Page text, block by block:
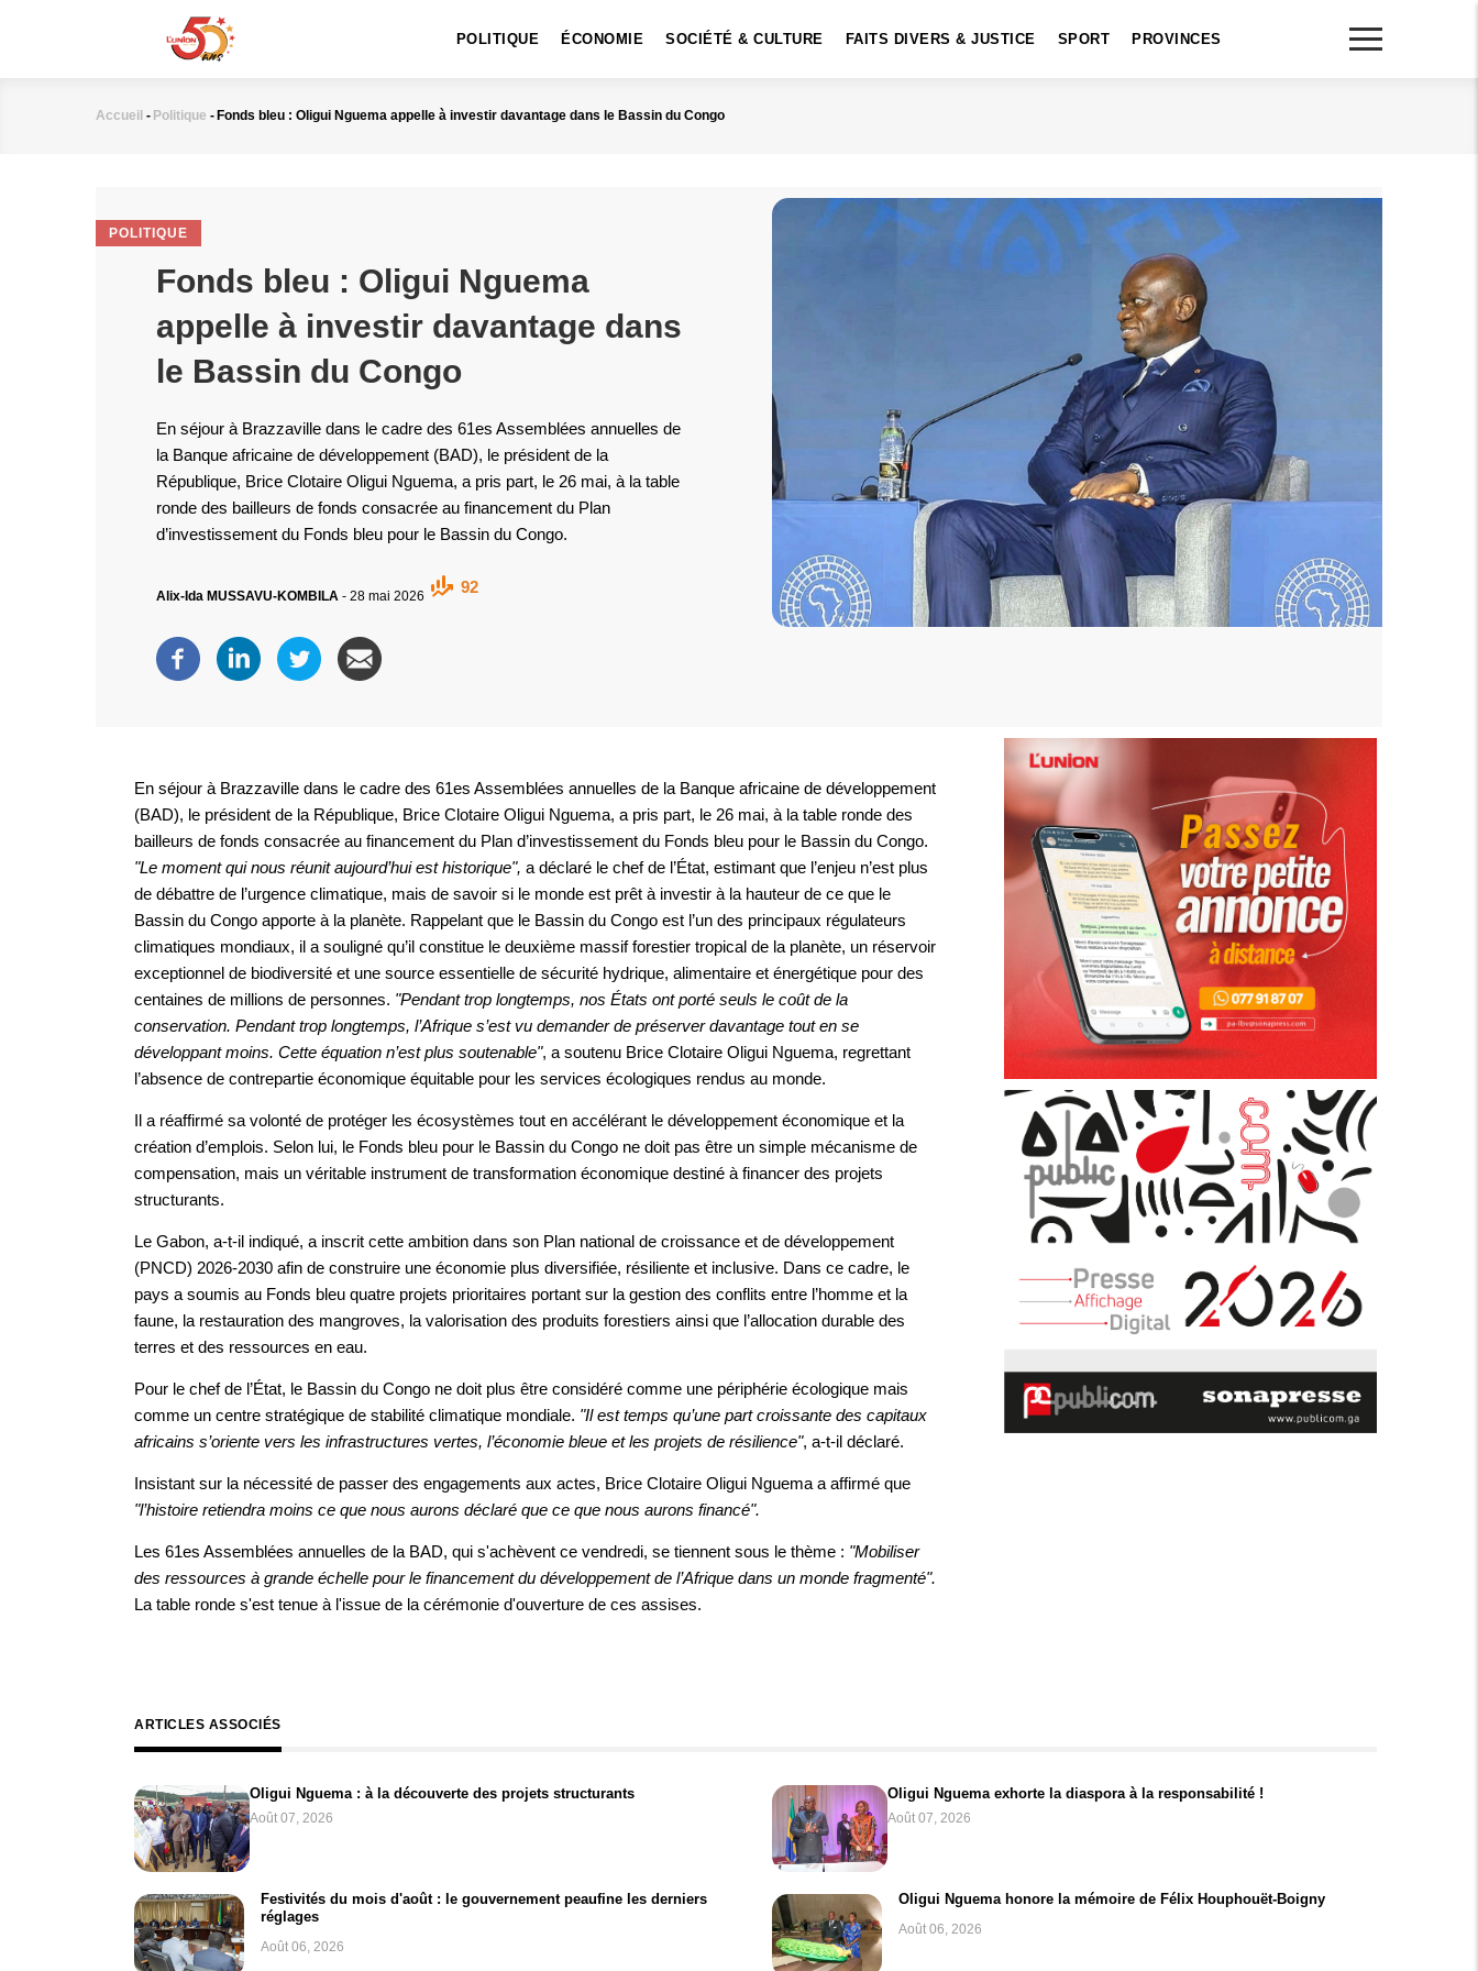
POLITIQUE ÉCONOMIE SOCIÉTÉ & CULTURE FAITS DIVERS & JUSTICE SPORT PROVINCES
Fil
Accueil - Politique - Fonds bleu : Oligui Nguema appelle à investir davantage dans le Bassin du Congo
POLITIQUE
Fonds bleu : Oligui Nguema
appelle à investir davantage dans
le Bassin du Congo
En séjour à Brazzaville dans le cadre des 61es Assemblées annuelles de
la Banque africaine de développement (BAD), le président de la
République, Brice Clotaire Oligui Nguema, a pris part, le 26 mai, à la table
ronde des bailleurs de fonds consacrée au financement du Plan
d’investissement du Fonds bleu pour le Bassin du Congo.
Alix-Ida MUSSAVU-KOMBILA - 28 mai 2026
92
En séjour à Brazzaville dans le cadre des 61es Assemblées annuelles de la Banque africaine de développement
(BAD), le président de la République, Brice Clotaire Oligui Nguema, a pris part, le 26 mai, à la table ronde des
bailleurs de fonds consacrée au financement du Plan d’investissement du Fonds bleu pour le Bassin du Congo.
"Le moment qui nous réunit aujourd’hui est historique", a déclaré le chef de l’État, estimant que l’enjeu n’est plus
de débattre de l’urgence climatique, mais de savoir si le monde est prêt à investir à la hauteur de ce que le
Bassin du Congo apporte à la planète. Rappelant que le Bassin du Congo est l’un des principaux régulateurs
climatiques mondiaux, il a souligné qu’il constitue le deuxième massif forestier tropical de la planète, un réservoir
exceptionnel de biodiversité et une source essentielle de sécurité hydrique, alimentaire et énergétique pour des
centaines de millions de personnes. "Pendant trop longtemps, nos États ont porté seuls le coût de la
conservation. Pendant trop longtemps, l’Afrique s’est vu demander de préserver davantage tout en se
développant moins. Cette équation n’est plus soutenable", a soutenu Brice Clotaire Oligui Nguema, regrettant
l’absence de contrepartie économique équitable pour les services écologiques rendus au monde.
Il a réaffirmé sa volonté de protéger les écosystèmes tout en accélérant le développement économique et la
création d’emplois. Selon lui, le Fonds bleu pour le Bassin du Congo ne doit pas être un simple mécanisme de
compensation, mais un véritable instrument de transformation économique destiné à financer des projets
structurants.
Le Gabon, a-t-il indiqué, a inscrit cette ambition dans son Plan national de croissance et de développement
(PNCD) 2026-2030 afin de construire une économie plus diversifiée, résiliente et inclusive. Dans ce cadre, le
pays a soumis au Fonds bleu quatre projets prioritaires portant sur la gestion des conflits entre l’homme et la
faune, la restauration des mangroves, la valorisation des produits forestiers ainsi que l’allocation durable des
terres et des ressources en eau.
Pour le chef de l’État, le Bassin du Congo ne doit plus être considéré comme une périphérie écologique mais
comme un centre stratégique de stabilité climatique mondiale. "Il est temps qu’une part croissante des capitaux
africains s’oriente vers les infrastructures vertes, l’économie bleue et les projets de résilience", a-t-il déclaré.
Insistant sur la nécessité de passer des engagements aux actes, Brice Clotaire Oligui Nguema a affirmé que
"l’histoire retiendra moins ce que nous aurons déclaré que ce que nous aurons financé".
Les 61es Assemblées annuelles de la BAD, qui s'achèvent ce vendredi, se tiennent sous le thème : "Mobiliser
des ressources à grande échelle pour le financement du développement de l’Afrique dans un monde fragmenté".
La table ronde s'est tenue à l'issue de la cérémonie d'ouverture de ces assises.
ARTICLES ASSOCIÉS
Oligui Nguema : à la découverte des projets structurants
Août 07, 2026
Oligui Nguema exhorte la diaspora à la responsabilité !
Août 07, 2026
Festivités du mois d'août : le gouvernement peaufine les derniers
réglages
Août 06, 2026
Oligui Nguema honore la mémoire de Félix Houphouët-Boigny
Août 06, 2026